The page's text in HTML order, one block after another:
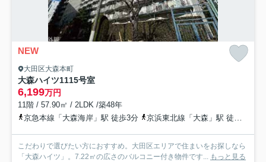
NEW
大田区大森本町
大森ハイツ1115号室
6,199万円
11階 / 57.90㎡ / 2LDK /築48年
京急本線「大森海岸」駅 徒歩3分
京浜東北線「大森」駅 徒歩12分
こだわりで選びたい方におすすめ。大田区エリアで住まいをお探しなら
「大森ハイツ」。7.22㎡の広さのバルコニー付き物件です... もっと見る